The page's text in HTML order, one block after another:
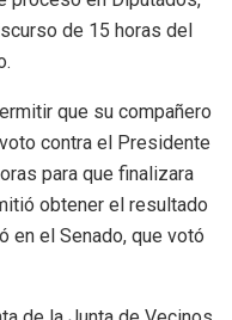
de 15 horas del
que su compañero
contra el Presidente
para que finalizara
obtener el resultado
en el Senado, que votó